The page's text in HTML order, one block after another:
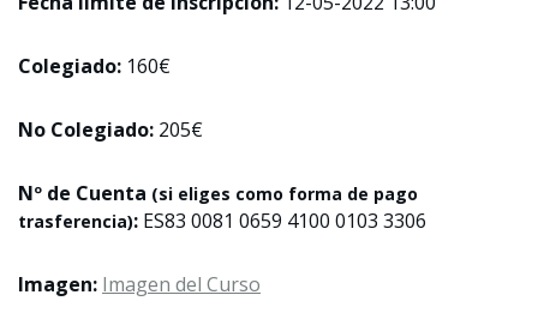
Colegiado: 160€
No Colegiado: 205€
Nº de Cuenta (si eliges como forma de pago
trasferencia): ES83 0081 0659 4100 0103 3306
Imagen: Imagen del Curso